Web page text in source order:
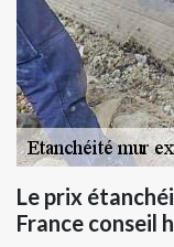
Le prix
France conseil